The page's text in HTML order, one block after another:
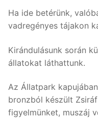
Ha ide betérünk,
vadregényes tájakon
Kirándulásunk során
állatokat láthattunk.
Az Állatpark
bronzból készült
figyelmünket, muszáj